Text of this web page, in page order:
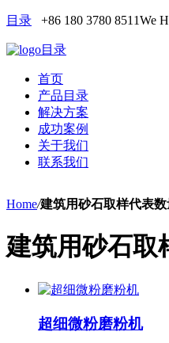
目录 +86 180 3780 8511We
目录
首页
产品目录
解决方案
成功案例
关于我们
联系我们
Home/建筑用砂石取样代表数
建筑用砂石取
超细微粉磨粉机